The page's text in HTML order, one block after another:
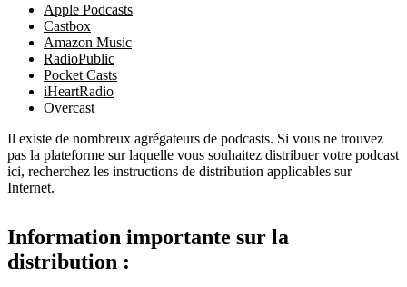
Apple Podcasts
Castbox
Amazon Music
RadioPublic
Pocket Casts
iHeartRadio
Overcast
Il existe de nombreux agrégateurs de podcasts. Si vous ne trouvez
pas la plateforme sur laquelle vous souhaitez distribuer votre podcast
ici, recherchez les instructions de distribution applicables sur
Internet.
Information importante sur la
distribution :